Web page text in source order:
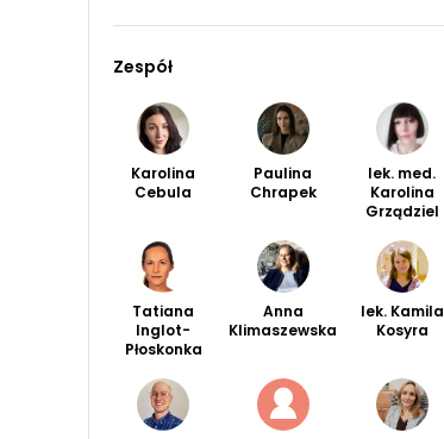
Zespół
Karolina
Cebula
Paulina
Chrapek
lek. med.
Karolina
Grządziel
Tatiana
Inglot-
Płoskonka
Anna
Klimaszewska
lek. Kamila
Kosyra